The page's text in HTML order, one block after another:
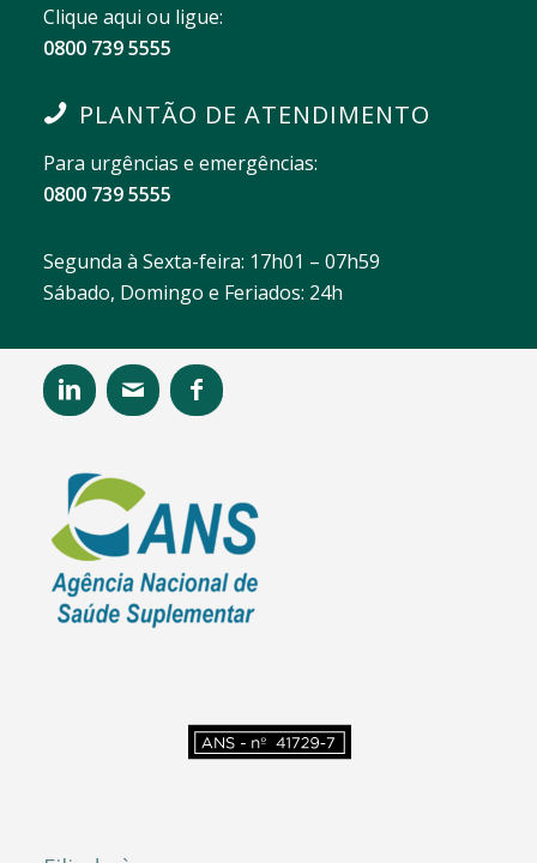
Clique aqui ou ligue:
0800 739 5555
PLANTÃO DE ATENDIMENTO
Para urgências e emergências:
0800 739 5555
Segunda à Sexta-feira: 17h01 – 07h59
Sábado, Domingo e Feriados: 24h